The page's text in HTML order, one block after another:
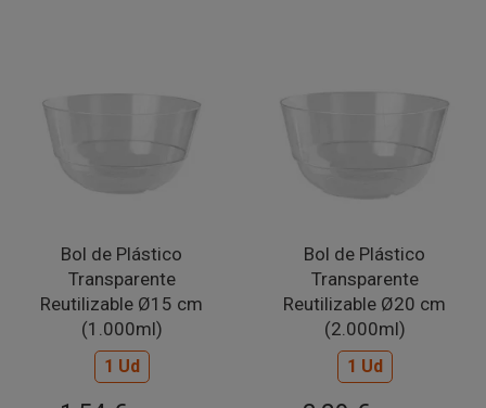
Bol de Plástico
Transparente
Reutilizable Ø15 cm
(1.000ml)
1 Ud
Bol de Plástico
Transparente
Reutilizable Ø20 cm
(2.000ml)
1 Ud